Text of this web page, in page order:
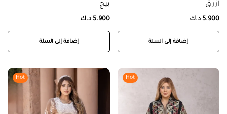
ازرق
5.900 د.ك
إضافة إلى السلة
بيج
5.900 د.ك
إضافة إلى السلة
Hot
Hot